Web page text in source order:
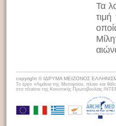
Τα
copyright © ΙΔΡΥΜΑ ΜΕΙΖΟΝΟΣ
Το έργο «Λιμάνια της Μεσογείου, πλoία και
στο πλαίσιο της Κοινοτικής Πρωτοβουλίας